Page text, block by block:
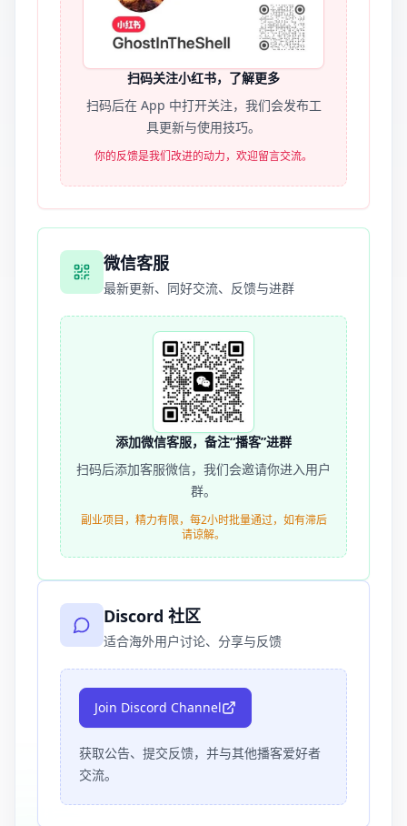
扫码关注小红书，了解更多
扫码后在 App 中打开关注，我们会发布工
具更新与使用技巧。
你的反馈是我们改进的动力，欢迎留言交流。
微信客服
最新更新、同好交流、反馈与进群
添加微信客服，备注“播客”进群
扫码后添加客服微信，我们会邀请你进入用户
群。
副业项目，精力有限，每2小时批量通过，如有滞后
请谅解。
Discord 社区
适合海外用户讨论、分享与反馈
Join Discord Channel
获取公告、提交反馈，并与其他播客爱好者
交流。